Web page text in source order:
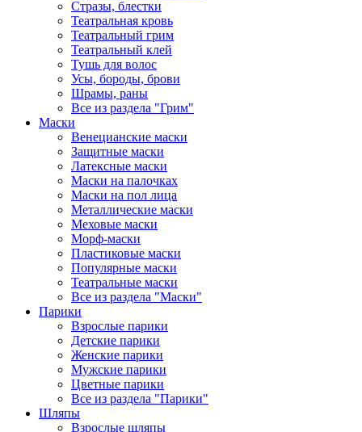
Стразы, блестки
Театральная кровь
Театральный грим
Театральный клей
Тушь для волос
Усы, бороды, брови
Шрамы, раны
Все из раздела "Грим"
Маски
Венецианские маски
Защитные маски
Латексные маски
Маски на палочках
Маски на пол лица
Металлические маски
Меховые маски
Морф-маски
Пластиковые маски
Популярные маски
Театральные маски
Все из раздела "Маски"
Парики
Взрослые парики
Детские парики
Женские парики
Мужские парики
Цветные парики
Все из раздела "Парики"
Шляпы
Взрослые шляпы